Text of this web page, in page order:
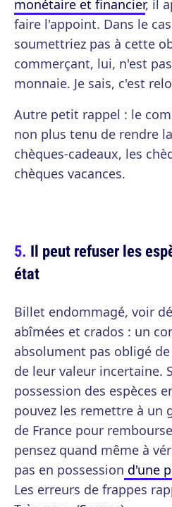
monétaire et financier, il
faire l'appoint. Dans le
soumettriez pas à cette
commerçant, lui, n'est
monnaie. Je sais, c'est
Autre petit rappel : le
non plus tenu de rendre
chèques-cadeaux, les
chèques vacances.
Il peut refuser les
état
Billet endommagé, voir
abîmées et crados : un
absolument pas obligé
de leur valeur incertaine.
possession des espèces
pouvez les remettre à un
de France pour
pensez quand même à
pas en possession d'une
Les erreurs de frappes